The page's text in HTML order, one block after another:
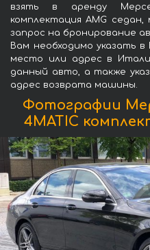
взять в аренду
комплектация AMG
запрос на бронирование
Вам необходимо указать
место или адрес в
данный авто, а также
адрес возврата машины.
Фотографии
4MATIC